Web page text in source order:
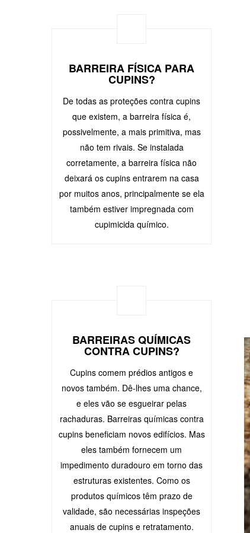
BARREIRA FÍSICA PARA
CUPINS?
De todas as proteções contra cupins
que existem, a barreira física é,
possivelmente, a mais primitiva, mas
não tem rivais. Se instalada
corretamente, a barreira física não
deixará os cupins entrarem na casa
por muitos anos, principalmente se ela
também estiver impregnada com
cupimicida químico.
BARREIRAS QUÍMICAS
CONTRA CUPINS?
Cupins comem prédios antigos e
novos também. Dê-lhes uma chance,
e eles vão se esgueirar pelas
rachaduras. Barreiras químicas contra
cupins beneficiam novos edifícios. Mas
eles também fornecem um
impedimento duradouro em torno das
estruturas existentes. Como os
produtos químicos têm prazo de
validade, são necessárias inspeções
anuais de cupins e retratamento.